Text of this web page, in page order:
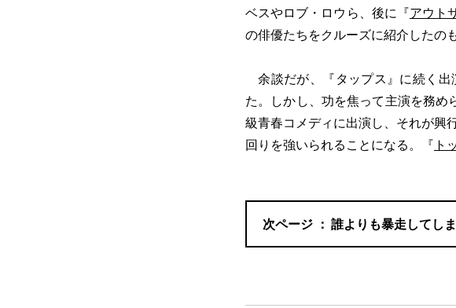
ベスやロブ・ロウら、後に『アウト
の俳優たちをクルーズに紹介したの
余談だが、『タップス』に続く出
た。しかし、功を焦って主演を務め
級青春コメディに出演し、それが興
回りを強いられることになる。『 ト
誰よりも暴走してし